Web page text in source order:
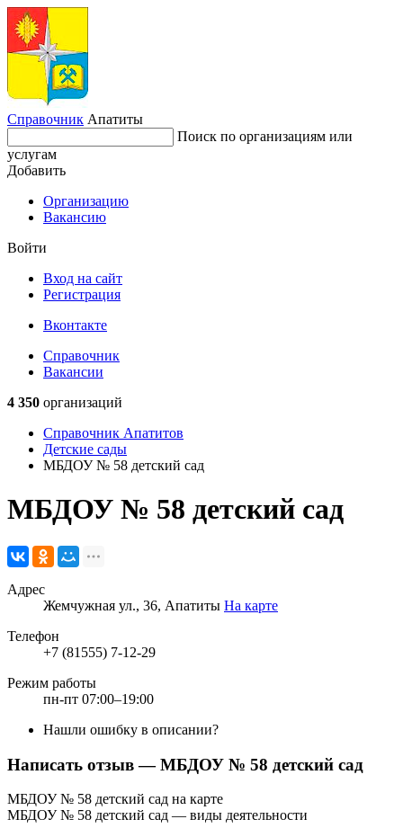
Справочник Апатиты
Поиск по организациям или
услугам
Добавить
Организацию
Вакансию
Войти
Вход на сайт
Регистрация
Вконтакте
Справочник
Вакансии
4 350 организаций
Справочник Апатитов
Детские сады
МБДОУ № 58 детский сад
МБДОУ № 58 детский сад
Адрес
Жемчужная ул., 36, Апатиты На карте
Телефон
+7 (81555) 7-12-29
Режим работы
пн-пт 07:00–19:00
Нашли ошибку в описании?
Написать отзыв— МБДОУ № 58 детский сад
МБДОУ № 58 детский сад на карте
МБДОУ № 58 детский сад — виды деятельности